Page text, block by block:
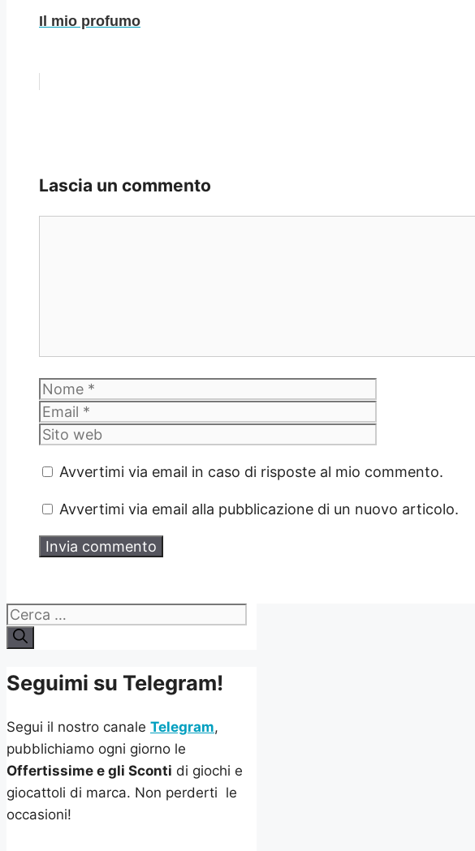
Il mio profumo
Lascia un commento
Nome
Avvertimi via email in caso di risposte al mio commento.
Avvertimi via email alla pubblicazione di un nuovo articolo.
Ricerca
per:
Seguimi su Telegram!
Segui il nostro canale Telegram,
pubblichiamo ogni giorno le
Offertissime e gli Sconti di giochi e
giocattoli di marca. Non perderti le
occasioni!